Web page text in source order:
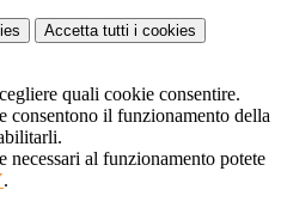
Accetta tutti i cookies
quali cookie consentire.
consentono il funzionamento della
necessari al funzionamento potete
.